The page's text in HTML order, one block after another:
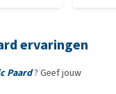
ervaringen
Paard? Geef jouw